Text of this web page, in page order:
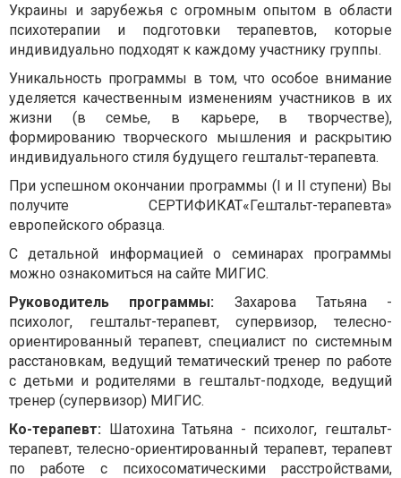
Украины и зарубежья с огромным опытом в области
психотерапии и подготовки терапевтов, которые
индивидуально подходят к каждому участнику группы.
Уникальность программы в том, что особое внимание
уделяется качественным изменениям участников в их
жизни (в семье, в карьере, в творчестве),
формированию творческого мышления и раскрытию
индивидуального стиля будущего гештальт-терапевта.
При успешном окончании программы (I и II ступени) Вы
получите СЕРТИФИКАТ«Гештальт-терапевта»
европейского образца.
С детальной информацией о семинарах программы
можно ознакомиться на сайте МИГИС.
Руководитель программы: Захарова Татьяна -
психолог, гештальт-терапевт, супервизор, телесно-
ориентированный терапевт, специалист по системным
расстановкам, ведущий тематический тренер по работе
с детьми и родителями в гештальт-подходе, ведущий
тренер (супервизор) МИГИС.
Ко-терапевт: Шатохина Татьяна - психолог, гештальт-
терапевт, телесно-ориентированный терапевт, терапевт
по работе с психосоматическими расстройствами,